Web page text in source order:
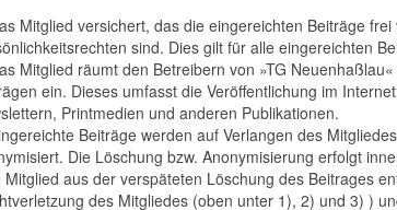
Mitglied versichert, das die eingereichten Beiträge
sind. Dies gilt für alle eingereichten
Mitglied räumt den Betreibern von »TG
ein. Dieses umfasst die Veröffentlichung im
Printmedien und anderen Publikationen.
Beiträge werden auf Verlangen des
Die Löschung bzw. Anonymisierung erfolgt
Mitglied aus der verspäteten Löschung des Beitrages
des Mitgliedes (oben unter 1), 2) und 3) )